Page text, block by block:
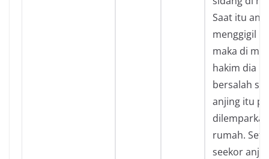
Saat itu
menggigil
maka di
hakim dia
bersalah
anjing itu
rumah.
seekor